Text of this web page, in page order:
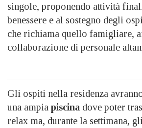
singole, proponendo attività
benessere e al sostegno degli
che richiama quello famigliare,
collaborazione di personale
Gli ospiti nella residenza
una ampia piscina dove poter
relax ma, durante la settimana,